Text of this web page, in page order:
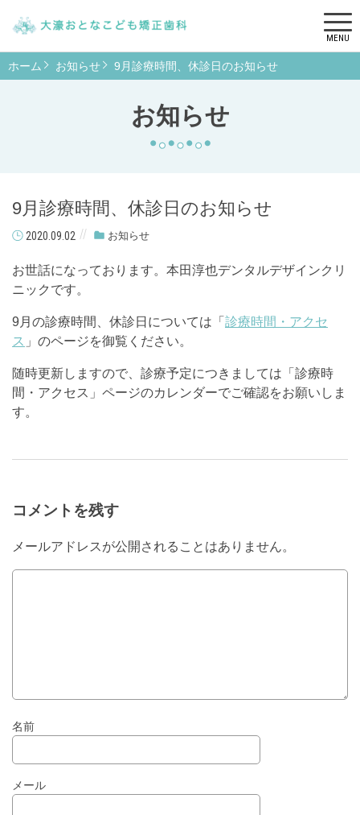
MENU
お知らせ
ホーム お知らせ 9月診療時間、休診日のお知らせ
9月診療時間、休診日のお知らせ
2020.09.02 お知らせ
お世話になっております。本田淳也デンタルデザインクリ
ニックです。
9月の診療時間、休診日については「 診療時間・アクセ
ス 」のページを御覧ください。
随時更新しますので、診療予定につきましては「診療時
間・アクセス」ページのカレンダーでご確認をお願いしま
す。
コメントを残す
メールアドレスが公開されることはありません。
名前
メール